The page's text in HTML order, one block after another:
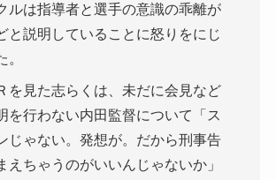
ルは指導者と選手の意識の乖離が
と説明していることに怒りをにじ
。
を見た志らくは、未だに会見など
を行わない内田監督について「ス
じゃない。発想が。だから刑事告
えちゃうのがいいんじゃないか」